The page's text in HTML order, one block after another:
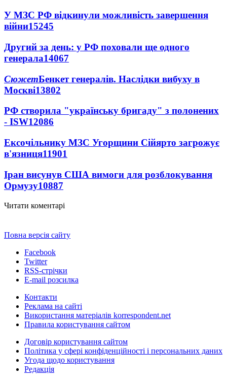
У МЗС РФ відкинули можливість завершення
війни15245
Другий за день: у РФ поховали ще одного
генерала14067
СюжетБенкет генералів. Наслідки вибуху в
Москві13802
РФ створила "українську бригаду" з полонених
- ISW12086
Ексочільнику МЗС Угорщини Сійярто загрожує
в'язниця11901
Іран висунув США вимоги для розблокування
Ормузу10887
Читати коментарі
Повна версія сайту
Facebook
Twitter
RSS-стрічки
E-mail розсилка
Контакти
Реклама на сайті
Використання матеріалів korrespondent.net
Правила користування сайтом
Договір користування сайтом
Політика у сфері конфіденційності і персональних даних
Угода щодо користування
Редакція